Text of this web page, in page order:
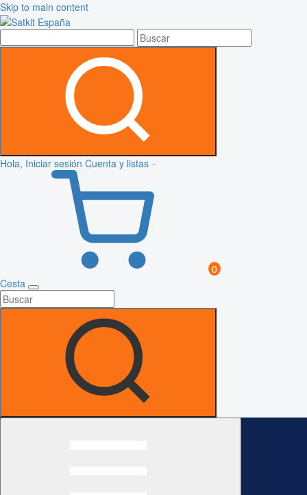
Skip to main content
Hola, Iniciar sesión Cuenta y listas
0
Cesta